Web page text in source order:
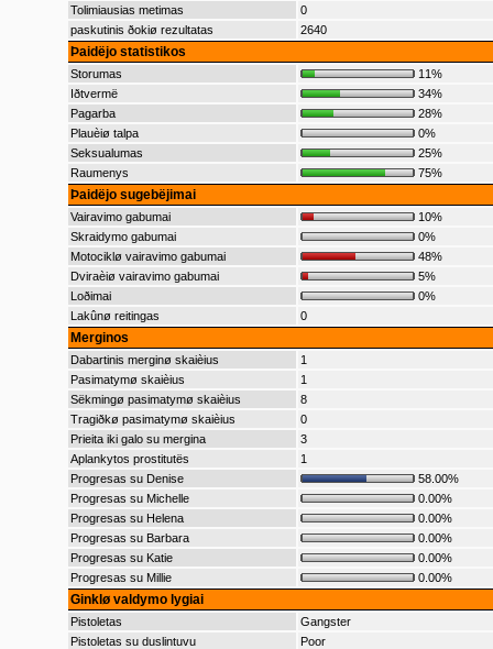
Tolimiausias metimas
0
paskutinis ðokiø rezultatas
2640
Þaidëjo statistikos
Storumas
11%
Iðtvermë
34%
Pagarba
28%
Plauèiø talpa
0%
Seksualumas
25%
Raumenys
75%
Þaidëjo sugebëjimai
Vairavimo gabumai
10%
Skraidymo gabumai
0%
Motociklø vairavimo gabumai
48%
Dviraèiø vairavimo gabumai
5%
Loðimai
0%
Lakûnø reitingas
0
Merginos
Dabartinis merginø skaièius
1
Pasimatymø skaièius
1
Sëkmingø pasimatymø skaièius
8
Tragiðkø pasimatymø skaièius
0
Prieita iki galo su mergina
3
Aplankytos prostitutës
1
Progresas su Denise
58.00%
Progresas su Michelle
0.00%
Progresas su Helena
0.00%
Progresas su Barbara
0.00%
Progresas su Katie
0.00%
Progresas su Millie
0.00%
Ginklø valdymo lygiai
Pistoletas
Gangster
Pistoletas su duslintuvu
Poor